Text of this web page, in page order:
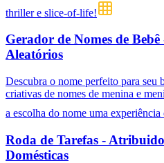
thriller e slice-of-life!
Gerador de Nomes de
Aleatórios
Descubra o nome perfeito para seu
criativas de nomes de menina e
a escolha do nome uma
Roda de Tarefas -
Domésticas